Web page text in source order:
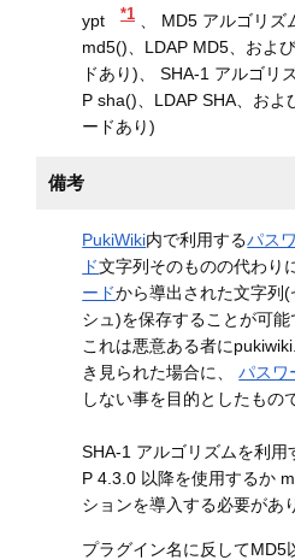
ypt
*1
、 MD5 アルゴリ
md5()、LDAP MD5、およ
ドあり)、 SHA-1 アルゴリ
P sha()、LDAP SHA、およ
ードあり)
備考
PukiWiki内で利用するパス
ド文字列そのものの代わり
ードから導出された文字列(
シュ)を保存することが可能
これは悪意ある者に
き見られた場合に、パスワ
しない事を目的としたもの
SHA-1 アルゴリズムを利用
P 4.3.0 以降を使用するか
ションを導入する必要があ
プラグイン名に反してMD5